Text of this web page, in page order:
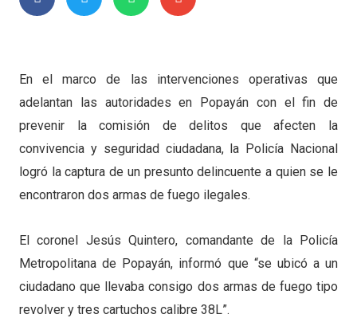
En el marco de las intervenciones operativas que
adelantan las autoridades en Popayán con el fin de
prevenir la comisión de delitos que afecten la
convivencia y seguridad ciudadana, la Policía Nacional
logró la captura de un presunto delincuente a quien se le
encontraron dos armas de fuego ilegales.
El coronel Jesús Quintero, comandante de la Policía
Metropolitana de Popayán, informó que “se ubicó a un
ciudadano que llevaba consigo dos armas de fuego tipo
revolver y tres cartuchos calibre 38L”.